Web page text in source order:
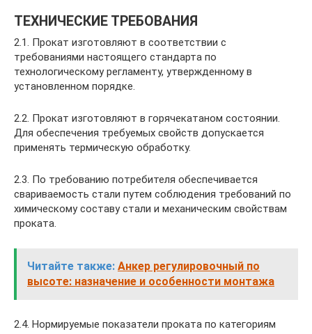
ТЕХНИЧЕСКИЕ ТРЕБОВАНИЯ
2.1. Прокат изготовляют в соответствии с
требованиями настоящего стандарта по
технологическому регламенту, утвержденному в
установленном порядке.
2.2. Прокат изготовляют в горячекатаном состоянии.
Для обеспечения требуемых свойств допускается
применять термическую обработку.
2.3. По требованию потребителя обеспечивается
свариваемость стали путем соблюдения требований по
химическому составу стали и механическим свойствам
проката.
Читайте также: Анкер регулировочный по
высоте: назначение и особенности монтажа
2.4. Нормируемые показатели проката по категориям